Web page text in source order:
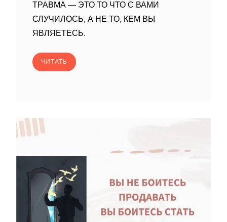
ТРАВМА — ЭТО ТО ЧТО С ВАМИ
СЛУЧИЛОСЬ, А НЕ ТО, КЕМ ВЫ
ЯВЛЯЕТЕСЬ.
ЧИТАТЬ